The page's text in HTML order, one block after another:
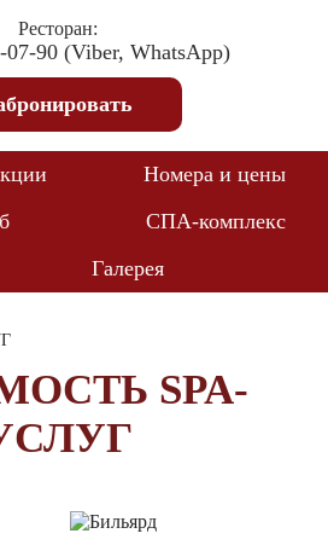
Ресторан:
07-90 (Viber, WhatsApp)
Номера и цены
СПА-комплекс
Галерея
SPA-